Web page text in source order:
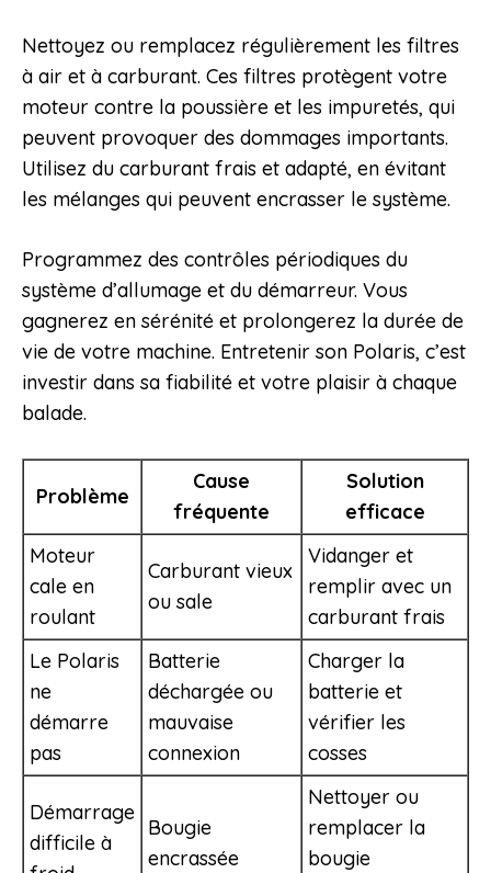
Nettoyez ou remplacez régulièrement les filtres
à air et à carburant. Ces filtres protègent votre
moteur contre la poussière et les impuretés, qui
peuvent provoquer des dommages importants.
Utilisez du carburant frais et adapté, en évitant
les mélanges qui peuvent encrasser le système.
Programmez des contrôles périodiques du
système d’allumage et du démarreur. Vous
gagnerez en sérénité et prolongerez la durée de
vie de votre machine. Entretenir son Polaris, c’est
investir dans sa fiabilité et votre plaisir à chaque
balade.
Problème
Cause
fréquente
Solution
efficace
Moteur
cale en
roulant
Carburant vieux
ou sale
Vidanger et
remplir avec un
carburant frais
Le Polaris
ne
démarre
pas
Batterie
déchargée ou
mauvaise
connexion
Charger la
batterie et
vérifier les
cosses
Démarrage
difficile à
Bougie
encrassée
Nettoyer ou
remplacer la
bougie